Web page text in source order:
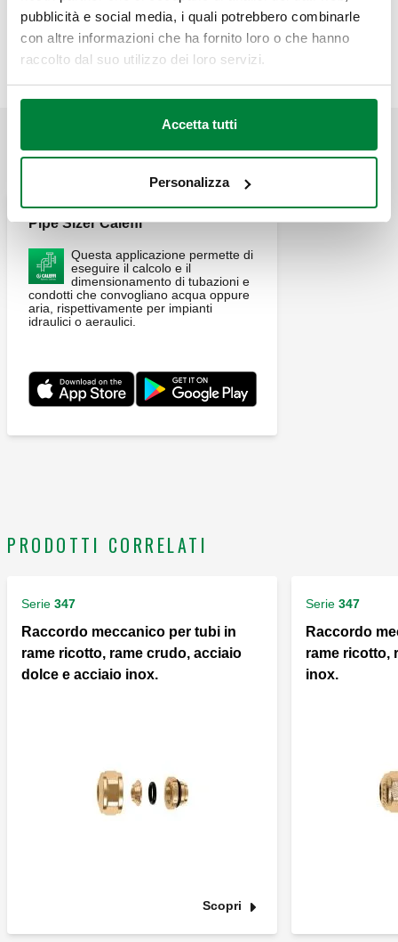
pubblicità e social media, i quali potrebbero combinarle
con altre informazioni che ha fornito loro o che hanno
raccolto dal suo utilizzo dei loro servizi.
Accetta tutti
Personalizza
Ring. Per utilizzo con serie 347, 679 e 680 da 3/4". Attacco 1:
G 3/4" A (ISO 228-1) M, Attacco per raccorderia Caleffi.
Attacco 2: 23 p. 1,5 F, Attacco per raccorderia Caleffi.
Codice SCIP-Dichiarazione REACH in
“Scarica"
57afe817-6a1d-4e42-bee6-
56c7d9a9f753
Mostra
Copia
APPLICAZIONI
Pipe Sizer Caleffi
Questa applicazione permette di
eseguire il calcolo e il
dimensionamento di tubazioni e
condotti che convogliano acqua oppure
aria, rispettivamente per impianti
idraulici o aeraulici.
PRODOTTI CORRELATI
Serie 347
Raccordo meccanico per tubi in
rame ricotto, rame crudo, acciaio
dolce e acciaio inox.
Scopri
Serie 347
Raccordo
rame ricotto,
inox.